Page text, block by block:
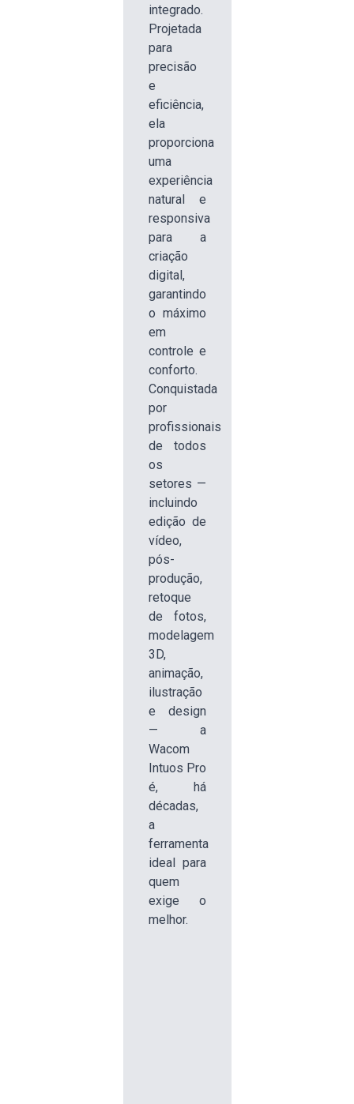
integrado.
Projetada
para
precisão
e
eficiência,
ela
proporciona
uma
experiência
natural e
responsiva
para a
criação
digital,
garantindo
o máximo
em
controle e
conforto.
Conquistada
por
profissionais
de todos
os
setores —
incluindo
edição de
vídeo,
pós-
produção,
retoque
de fotos,
modelagem
3D,
animação,
ilustração
e design
— a
Wacom
Intuos Pro
é, há
décadas,
a
ferramenta
ideal para
quem
exige o
melhor.